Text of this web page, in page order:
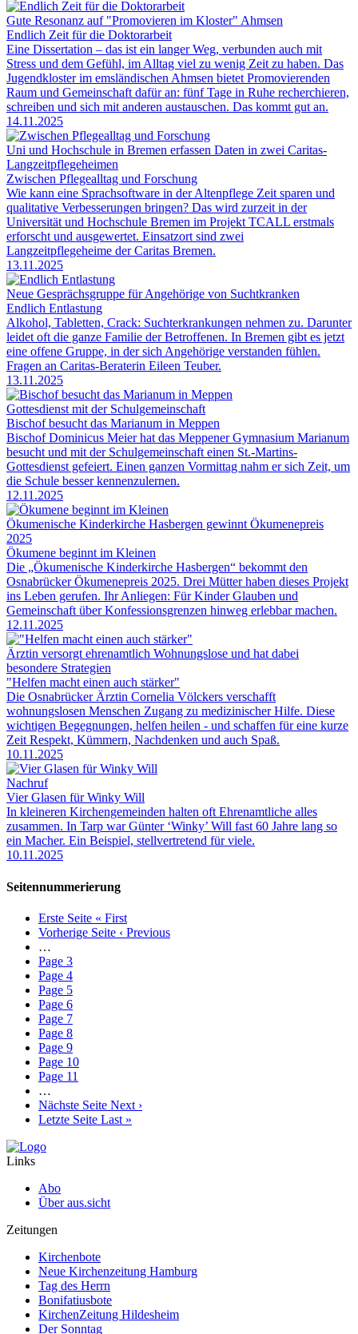
Gute Resonanz auf "Promovieren im Kloster" Ahmsen
Endlich Zeit für die Doktorarbeit
Eine Dissertation – das ist ein langer Weg, verbunden auch mit
Stress und dem Gefühl, im Alltag viel zu wenig Zeit zu haben. Das
Jugendkloster im emsländischen Ahmsen bietet Promovierenden
Raum und Gemeinschaft dafür an: fünf Tage in Ruhe recherchieren,
schreiben und sich mit anderen austauschen. Das kommt gut an.
14.11.2025
Uni und Hochschule in Bremen erfassen Daten in zwei Caritas-
Langzeitpflegeheimen
Zwischen Pflegealltag und Forschung
Wie kann eine Sprachsoftware in der Altenpflege Zeit sparen und
qualitative Verbesserungen bringen? Das wird zurzeit in der
Universität und Hochschule Bremen im Projekt TCALL erstmals
erforscht und ausgewertet. Einsatzort sind zwei
Langzeitpflegeheime der Caritas Bremen.
13.11.2025
Neue Gesprächsgruppe für Angehörige von Suchtkranken
Endlich Entlastung
Alkohol, Tabletten, Crack: Suchterkrankungen nehmen zu. Darunter
leidet oft die ganze Familie der Betroffenen. In Bremen gibt es jetzt
eine offene Gruppe, in der sich Angehörige verstanden fühlen.
Fragen an Caritas-Beraterin Eileen Teuber.
13.11.2025
Gottesdienst mit der Schulgemeinschaft
Bischof besucht das Marianum in Meppen
Bischof Dominicus Meier hat das Meppener Gymnasium Marianum
besucht und mit der Schulgemeinschaft einen St.-Martins-
Gottesdienst gefeiert. Einen ganzen Vormittag nahm er sich Zeit, um
die Schule besser kennenzulernen.
12.11.2025
Ökumenische Kinderkirche Hasbergen gewinnt Ökumenepreis
2025
Ökumene beginnt im Kleinen
Die „Ökumenische Kinderkirche Hasbergen“ bekommt den
Osnabrücker Ökumenepreis 2025. Drei Mütter haben dieses Projekt
ins Leben gerufen. Ihr Anliegen: Für Kinder Glauben und
Gemeinschaft über Konfessionsgrenzen hinweg erlebbar machen.
12.11.2025
Ärztin versorgt ehrenamtlich Wohnungslose und hat dabei
besondere Strategien
"Helfen macht einen auch stärker"
Die Osnabrücker Ärztin Cornelia Völckers verschafft
wohnungslosen Menschen Zugang zu medizinischer Hilfe. Diese
wichtigen Begegnungen, helfen heilen - und schaffen für eine kurze
Zeit Respekt, Kümmern, Nachdenken und auch Spaß.
10.11.2025
Nachruf
Vier Glasen für Winky Will
In kleineren Kirchengemeinden halten oft Ehrenamtliche alles
zusammen. In Tarp war Günter ‘Winky’ Will fast 60 Jahre lang so
ein Macher. Ein Beispiel, stellvertretend für viele.
10.11.2025
Seitennummerierung
Erste Seite « First
Vorherige Seite ‹ Previous
…
Page 3
Page 4
Page 5
Page 6
Page 7
Page 8
Page 9
Page 10
Page 11
…
Nächste Seite Next ›
Letzte Seite Last »
Links
Abo
Über aus.sicht
Zeitungen
Kirchenbote
Neue Kirchenzeitung Hamburg
Tag des Herrn
Bonifatiusbote
KirchenZeitung Hildesheim
Der Sonntag